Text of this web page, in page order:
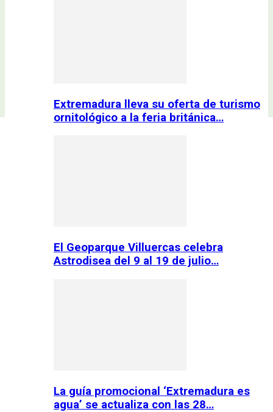
Extremadura lleva su oferta de turismo
ornitológico a la feria británica…
El Geoparque Villuercas celebra
Astrodisea del 9 al 19 de julio…
La guía promocional ‘Extremadura es
agua’ se actualiza con las 28…